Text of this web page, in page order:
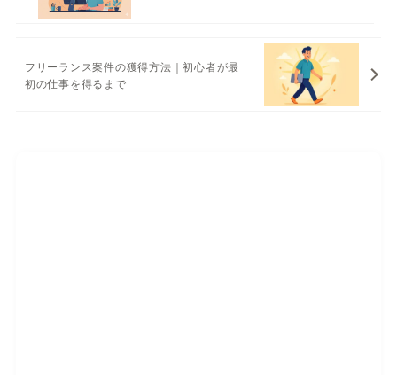
フリーランス案件の獲得方法｜初心者が最
初の仕事を得るまで